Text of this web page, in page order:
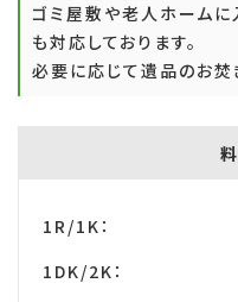
ゴミ屋敷や老人ホーム
も対応しております。
必要に応じて遺品のお
1R/1K：
1DK/2K：